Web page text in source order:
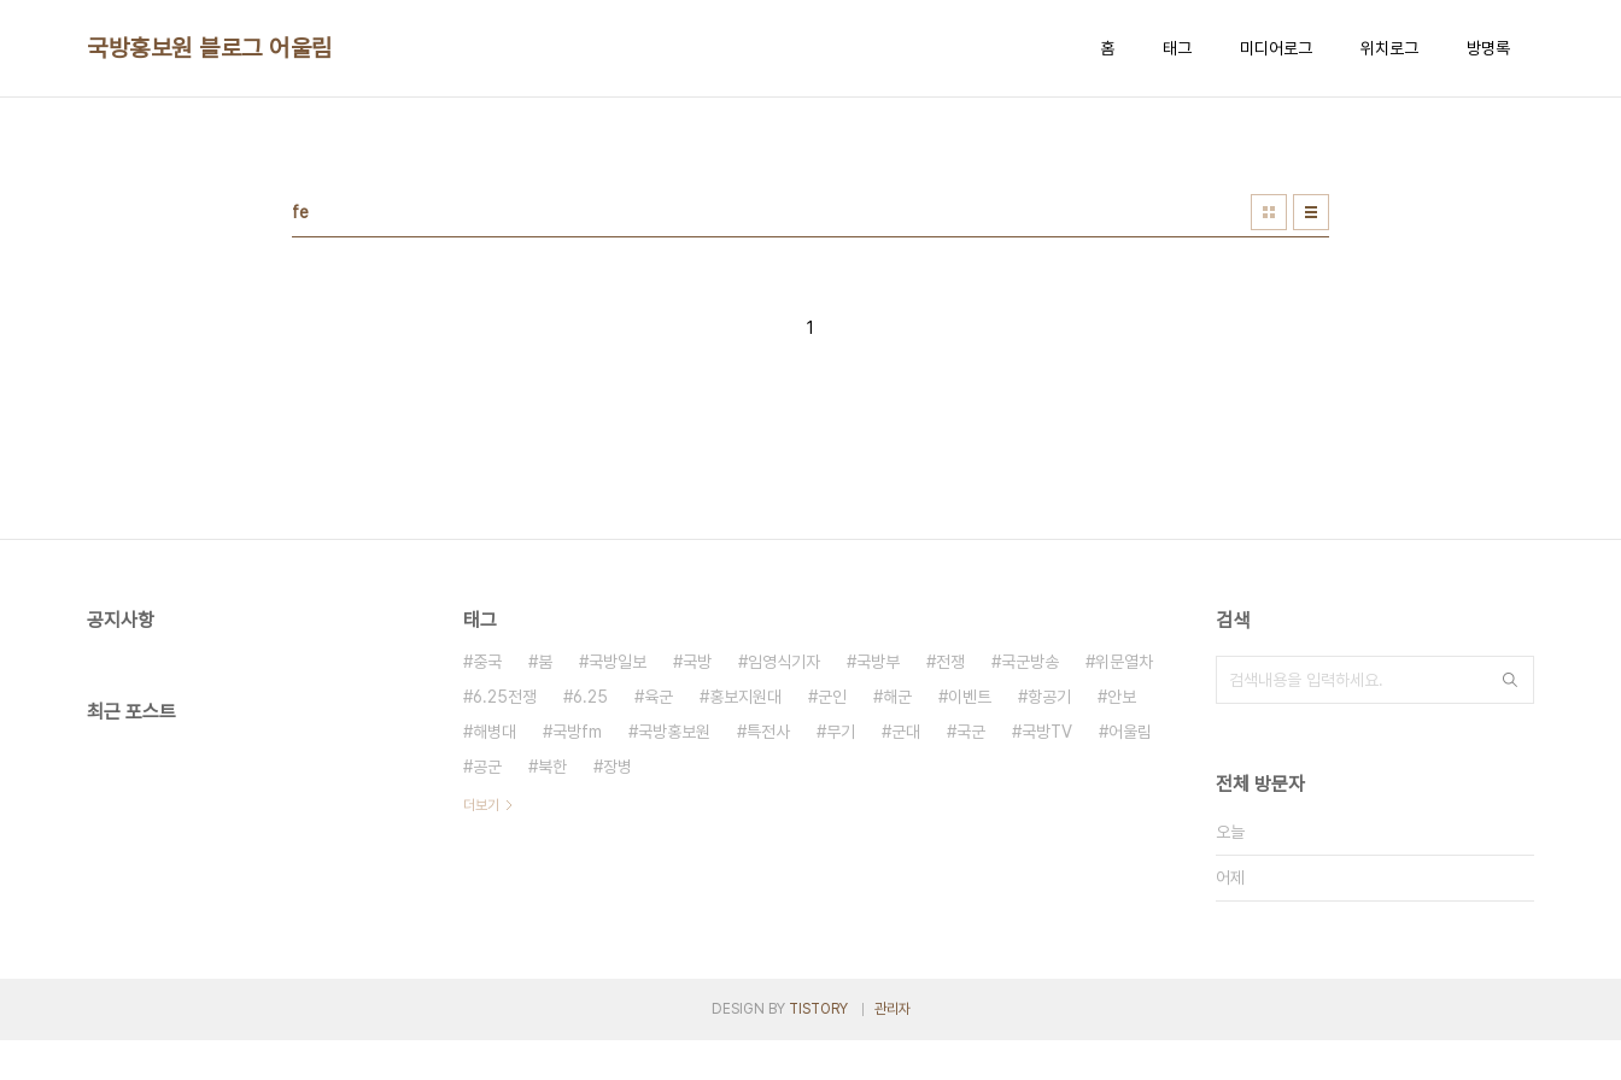
국방홍보원 블로그 어울림 홈 태그 미디어로그 위치로그 방명록
fe
1
공지사항
최근 포스트
태그
중국 붐 국방일보 국방 임영식기자 국방부 전쟁 국군방송
위문열차
6.25전쟁
6.25 육군 홍보지원대 군인 해군 이벤트 항공기
안보
해병대
국방fm 국방홍보원 특전사 무기 군대 국군 국방TV
어울림
공군
북한 장병
더보기
검색
전체 방문자
오늘
어제
DESIGN BY TISTORY 관리자